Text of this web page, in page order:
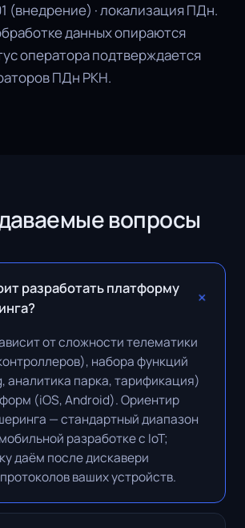
(внедрение) · локализация ПДн.
данных опираются
оператора подтверждается
ПДн РКН.
вопросы
разработать платформу
от сложности телематики
набора функций
аналитика парка, тарификация)
(iOS, Android). Ориентир
— стандартный диапазон
разработке с IoT;
даём после дискавери
ваших устройств.